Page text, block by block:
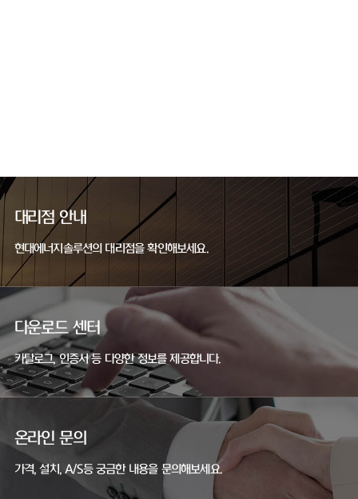
대리점 안내
현대에너지솔루션의 대리점을 확인해보세요.
다운로드 센터
카탈로그, 인증서 등 다양한 정보를 제공합니다.
온라인 문의
가격, 설치, A/S등 궁금한 내용을 문의해보세요.